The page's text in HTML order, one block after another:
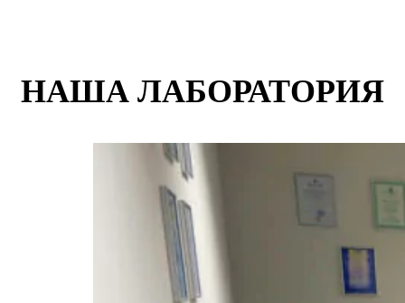
НАША ЛАБОРАТОРИЯ